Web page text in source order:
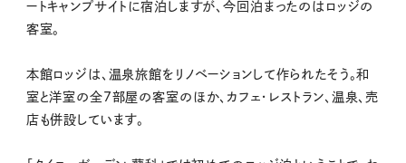
ートキャンプサイトに宿泊しますが、今回泊まったのはロッジの
客室。
本館ロッジは、温泉旅館をリノベーションして作られたそう。和
室と洋室の全7部屋の客室のほか、カフェ・レストラン、温泉、売
店も併設しています。